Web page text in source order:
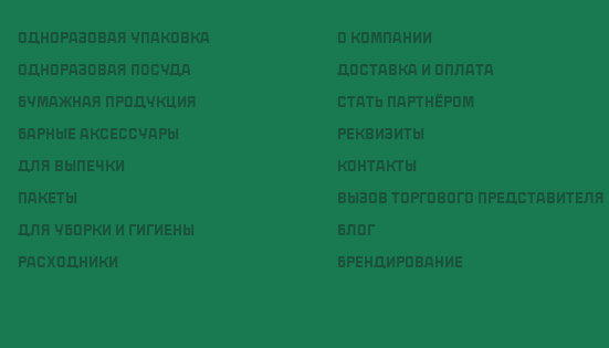
ОДНОРАЗОВАЯ УПАКОВКА
ОДНОРАЗОВАЯ ПОСУДА
БУМАЖНАЯ ПРОДУКЦИЯ
БАРНЫЕ АКСЕССУАРЫ
ДЛЯ ВЫПЕЧКИ
ПАКЕТЫ
ДЛЯ УБОРКИ И ГИГИЕНЫ
РАСХОДНИКИ
О КОМПАНИИ
ДОСТАВКА И ОПЛАТА
СТАТЬ ПАРТНЁРОМ
РЕКВИЗИТЫ
КОНТАКТЫ
ВЫЗОВ ТОРГОВОГО ПРЕДСТАВИТЕЛЯ
БЛОГ
БРЕНДИРОВАНИЕ